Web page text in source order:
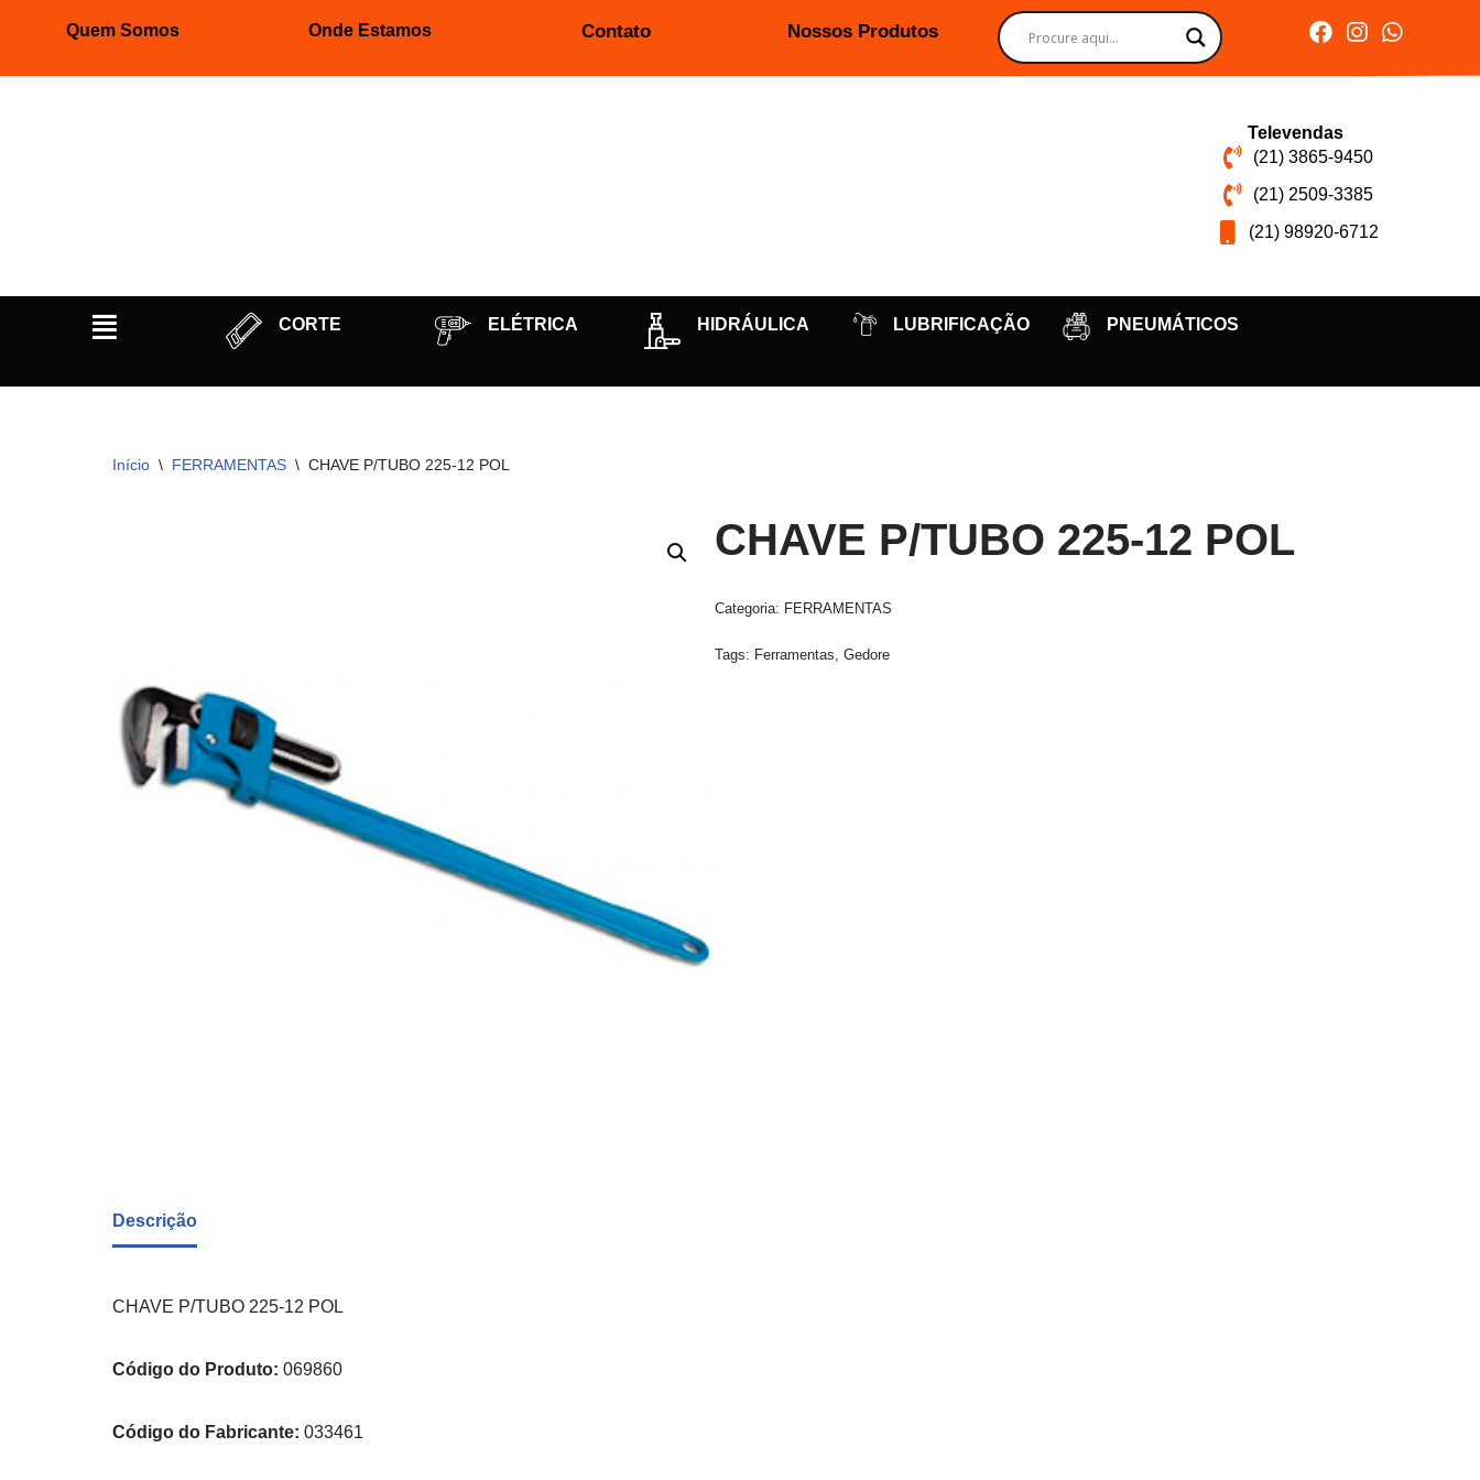
Quem Somos Onde Estamos Contato Nossos Produtos
Televendas
(21) 3865-9450
(21) 2509-3385
(21) 98920-6712
CORTE ELÉTRICA HIDRÁULICA LUBRIFICAÇÃO PNEUMÁTICOS
Início \ FERRAMENTAS \ CHAVE P/TUBO 225-12 POL
CHAVE P/TUBO 225-12 POL
Categoria: FERRAMENTAS
Tags: Ferramentas,Gedore
Descrição
CHAVE P/TUBO 225-12 POL
Código do Produto: 069860
Código do Fabricante: 033461